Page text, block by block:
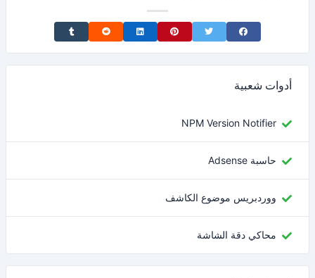
Share on Facebook
Share on Twitter
Share on Pinterest
Share on LinkedIn
Share on Reddit
Share on Tumblr
أدوات شعبية
NPM Version Notifier
حاسبة Adsense
ووردبريس موضوع الكاشف
محاكي دقة الشاشة